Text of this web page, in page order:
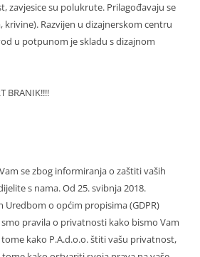
zavjesice su polukrute. Prilagođavaju se
krivine). Razvijen u dizajnerskom centru
u potpunom je skladu s dizajnom
BRANIK!!!!
se zbog informiranja o zaštiti vaših
s nama. Od 25. svibnja 2018.
Uredbom o općim propisima (GDPR)
pravila o privatnosti kako bismo Vam
kako P.A.d.o.o. štiti vašu privatnost,